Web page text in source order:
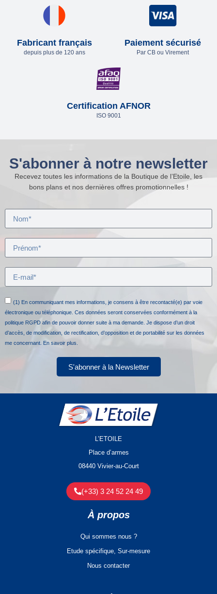
Fabricant français
depuis plus de 120 ans
Paiement sécurisé
Par CB ou Virement
Certification AFNOR
ISO 9001
S'abonner à notre newsletter
Recevez toutes les informations de la Boutique de l’Etoile, les
bons plans et nos dernières offres promotionnelles !
(1) En communiquant mes informations, je consens à être recontacté(e) par voie
électronique ou téléphonique. Ces données seront conservées conformément à la
politique RGPD afin de pouvoir donner suite à ma demande. Je dispose d’un droit
d’accès, de modification, de rectification, d’opposition et de portabilité sur les données
me concernant.
En savoir plus.
S'abonner à la Newsletter
L’ETOILE
Place d’armes
08440 Vivier-au-Court
(+33) 3 24 52 24 49
À propos
Qui sommes nous ?
Etude spécifique, Sur-mesure
Nous contacter